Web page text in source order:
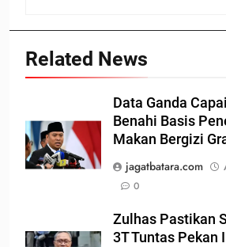
Related News
Data Ganda
Benahi Basis
Makan Bergizi
jagatbatara.com
0
Zulhas Pastikan
3T Tuntas Pekan